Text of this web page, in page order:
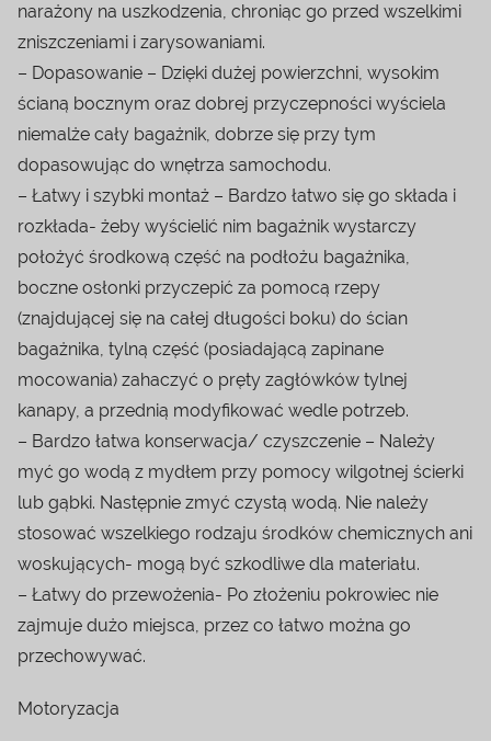
narażony na uszkodzenia, chroniąc go przed wszelkimi
zniszczeniami i zarysowaniami.
– Dopasowanie – Dzięki dużej powierzchni, wysokim
ścianą bocznym oraz dobrej przyczepności wyściela
niemalże cały bagażnik, dobrze się przy tym
dopasowując do wnętrza samochodu.
– Łatwy i szybki montaż – Bardzo łatwo się go składa i
rozkłada- żeby wyścielić nim bagażnik wystarczy
położyć środkową część na podłożu bagażnika,
boczne osłonki przyczepić za pomocą rzepy
(znajdującej się na całej długości boku) do ścian
bagażnika, tylną część (posiadającą zapinane
mocowania) zahaczyć o pręty zagłówków tylnej
kanapy, a przednią modyfikować wedle potrzeb.
– Bardzo łatwa konserwacja/ czyszczenie – Należy
myć go wodą z mydłem przy pomocy wilgotnej ścierki
lub gąbki. Następnie zmyć czystą wodą. Nie należy
stosować wszelkiego rodzaju środków chemicznych ani
woskujących- mogą być szkodliwe dla materiału.
– Łatwy do przewożenia- Po złożeniu pokrowiec nie
zajmuje dużo miejsca, przez co łatwo można go
przechowywać.
Motoryzacja